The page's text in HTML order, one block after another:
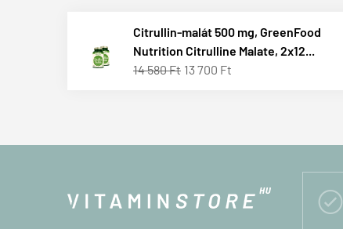
Citrullin-malát 500 mg, GreenFood
Nutrition Citrulline Malate, 2x12...
14 580 Ft 13 700 Ft
